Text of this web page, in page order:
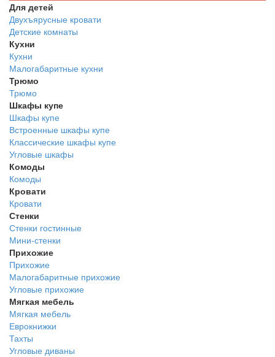
Для детей
Двухъярусные кровати
Детские комнаты
Кухни
Кухни
Малогабаритные кухни
Трюмо
Трюмо
Шкафы купе
Шкафы купе
Встроенные шкафы купе
Классические шкафы купе
Угловые шкафы
Комоды
Комоды
Кровати
Кровати
Стенки
Стенки гостинные
Мини-стенки
Прихожие
Прихожие
Малогабаритные прихожие
Угловые прихожие
Мягкая мебель
Мягкая мебель
Еврокнижки
Тахты
Угловые диваны